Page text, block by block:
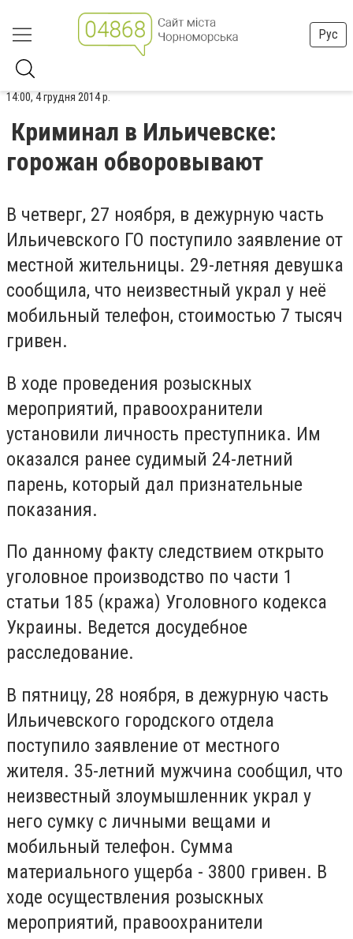
Рус
14:00, 4 грудня 2014 р.
Криминал в Ильичевске:
горожан обворовывают
В четверг, 27 ноября, в дежурную часть
Ильичевского ГО поступило заявление от
местной жительницы. 29-летняя девушка
сообщила, что неизвестный украл у неё
мобильный телефон, стоимостью 7 тысяч
гривен.
В ходе проведения розыскных
мероприятий, правоохранители
установили личность преступника. Им
оказался ранее судимый 24-летний
парень, который дал признательные
показания.
По данному факту следствием открыто
уголовное производство по части 1
статьи 185 (кража) Уголовного кодекса
Украины. Ведется досудебное
расследование.
В пятницу, 28 ноября, в дежурную часть
Ильичевского городского отдела
поступило заявление от местного
жителя. 35-летний мужчина сообщил, что
неизвестный злоумышленник украл у
него сумку с личными вещами и
мобильный телефон. Сумма
материального ущерба - 3800 гривен. В
ходе осуществления розыскных
мероприятий, правоохранители